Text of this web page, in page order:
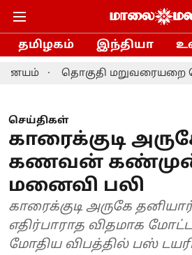
தமிழகம் இந்தியா
தொகுதி மறுவரையறை
செய்திகள்
காரைக்குடி
கணவன்
மனைவி பலி
காரைக்குடி அருகே
எதிர்பாராத விதமாக
மோதிய விபத்தில் பஸ்